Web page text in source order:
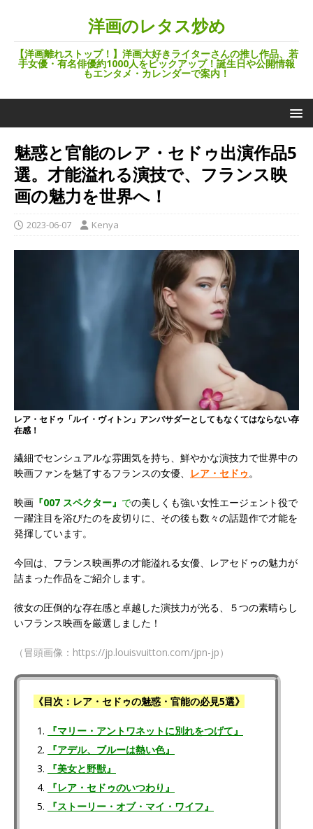
洋画のレタス炒め
【洋画離れストップ！】洋画大好きライターさんの推し作品、若
手女優・有名俳優約1000人をピックアップ！誕生日や公開情報
もエンタメ・カレンダーで案内！
魅惑と官能のレア・セドゥ出演作品5
選。才能溢れる演技で、フランス映
画の魅力を世界へ！
2023-06-07 Kenya
レア・セドゥ「ルイ・ヴィトン」アンバサダーとしてもなくてはならない存
在感！
繊細でセンシュアルな雰囲気を持ち、鮮やかな演技力で世界中の
映画ファンを魅了するフランスの女優、
レア・セドゥ。
映画 『007 スペクター』 での美しくも強い女性エージェント役で
一躍注目を浴びたのを皮切りに、その後も数々の話題作で才能を
発揮しています。
今回は、フランス映画界の才能溢れる女優、レアセドゥの魅力が
詰まった作品をご紹介します。
彼女の圧倒的な存在感と卓越した演技力が光る、５つの素晴らし
いフランス映画を厳選しました！
（冒頭画像：https://jp.louisvuitton.com/jpn-jp）
《目次： レア・セドゥの魅惑・官能の必見5選》
『マリー・アントワネットに別れをつげて』
『アデル、ブルーは熱い色』
『美女と野獣』
『レア・セドゥのいつわり』
『ストーリー・オブ・マイ・ワイフ』